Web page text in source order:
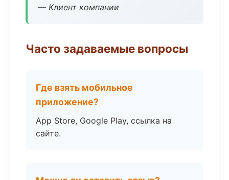
— Клиент компании
Часто задаваемые вопросы
Где взять мобильное
приложение?
App Store, Google Play, ссылка на
сайте.